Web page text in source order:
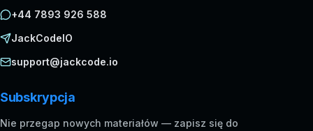
+44 7893 926 588
JackCodeIO
support@jackcode.io
Subskrypcja
Nie przegap nowych materiałów — zapisz się do